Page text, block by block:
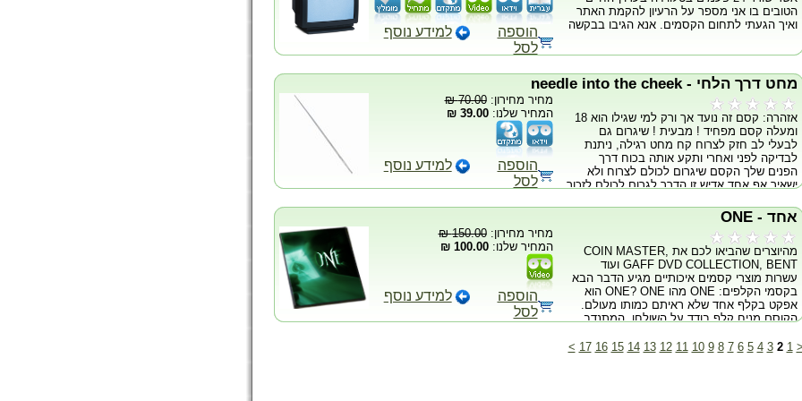
של כסף מגנטי שטר מרחף ועט קסום! גדולי
הקוסמים בעולם כבר רכשו לעצמם אחד וכולם
היוצא דופן הזה והצטרפו לגדולים מכולם! מאד
בלתי נראים מאד מגוון בלי שרוולים בלי עוזרים
הופיעו מוקפים!
הטובים בו אני מספר על הרעיון להקמת האתר
ואיך הגעתי לתחום הקסמים. אנא הגיבו בבקשה
הוספה
לסל
למידע נוסף
מחט דרך הלחי - needle into the cheek
אזהרה: קסם זה נועד אך ורק למי שגילו הוא 18
ומעלה קסם מפחיד ! מבעית ! שיגרום גם
לבעלי לב חזק לצרוח קח מחט רגילה, ניתנת
לבדיקה לפני ואחרי ותקע אותה בכוח דרך
הפנים שלך הקסם שיגרום לכולם לצרוח ולא
ישאיר אף אחד אדיש זו הדרך לגרום לכולם לזכור
הוא 18 ומעלה
מחיר מחירון:70.00 ₪
המחיר שלנו:39.00 ₪
הוספה
לסל
למידע נוסף
אחד - ONE
מהיוצרים שהביאו לכם את COIN MASTER,
GAFF DVD COLLECTION, BENT ועוד
עשרות מוצרי קסמים איכותיים מגיע הדבר הבא
בקסמי הקלפים: ONE מהו ONE? ONE הוא
אפקט בקלף אחד שלא ראיתם כמותו מעולם.
הקוסם מניח קלף בודד על השולחן. המתנדב
הקוסם חושף את הקלף שעל השולחן, והוא
מחיר מחירון:150.00 ₪
המחיר שלנו:100.00 ₪
הוספה
לסל
למידע נוסף
1
2
3
4
5
6
7
8
9
10
11
12
13
14
15
16
17
>